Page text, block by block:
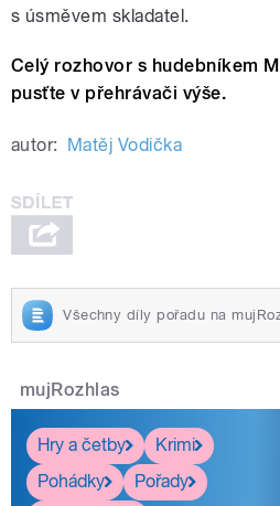
s úsměvem skladatel.
Celý rozhovor s hudebníkem
pusťte v přehrávači výše.
autor: Matěj Vodička
Všechny díly pořadu na
mujRozhlas
Hry a četby
Krimi
Pohádky
Pořady